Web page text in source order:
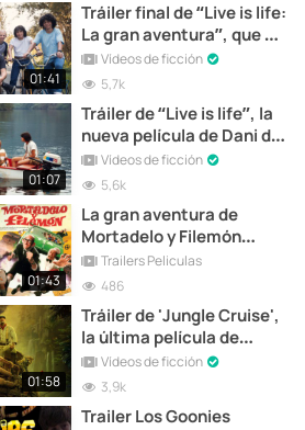
01:41
Tráiler final de “Live is life:
La gran aventura”, que se
estrena hoy en cines
Vídeos de ficción
5,7k
01:07
Tráiler de “Live is life”, la
nueva película de Dani de
la Torre
Vídeos de ficción
5,6k
01:43
La gran aventura de
Mortadelo y Filemón
(Trailer)
Trailers Peliculas
486
01:58
Tráiler de 'Jungle Cruise',
la última película de
aventuras de Disney
Vídeos de ficción
3,9k
Trailer Los Goonies